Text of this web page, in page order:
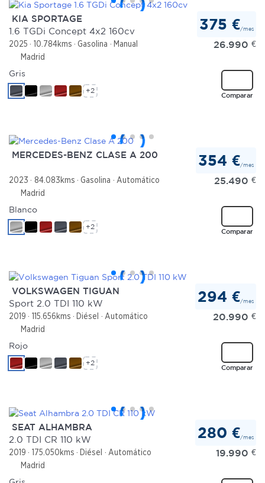
KIA SPORTAGE
1.6 TGDi Concept 4x2 160cv
2025 10.784kms Gasolina
Manual
Madrid
375 €/mes
26.990 €
Comparar
Gris
+2
MERCEDES-BENZ CLASE A 200
2023 84.083kms Gasolina
Automático
Madrid
354 €/mes
25.490 €
Comparar
Blanco
+2
VOLKSWAGEN TIGUAN
Sport 2.0 TDI 110 kW
2019 115.656kms Diésel
Automático
Madrid
294 €/mes
20.990 €
Comparar
Rojo
+2
SEAT ALHAMBRA
2.0 TDI CR 110 kW
2019 175.050kms Diésel
Automático
Madrid
280 €/mes
19.990 €